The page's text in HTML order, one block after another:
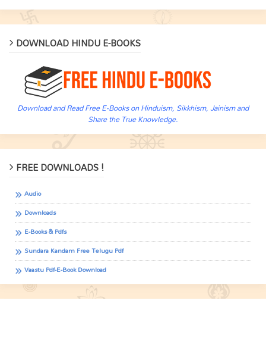
DOWNLOAD HINDU E-BOOKS
Download and Read Free E-Books on Hinduism, Sikkhism, Jainism and
Share the True Knowledge.
FREE DOWNLOADS !
Audio
Downloads
E-Books & Pdfs
Sundara Kandam Free Telugu Pdf
Vaastu Pdf-E-Book Download